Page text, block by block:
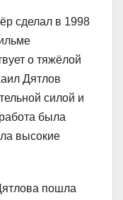
сделал в 1998
о тяжёлой
Дятлов
силой и
была
высокие
пошла